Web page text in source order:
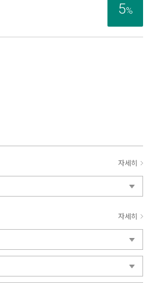
5%
자세히
자세히